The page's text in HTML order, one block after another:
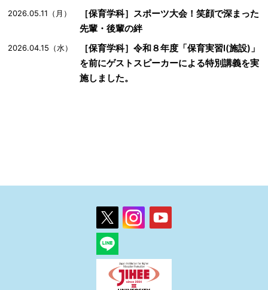
2026.05.11（月）
［保育学科］スポーツ大会！笑顔で深まった
先輩・後輩の絆
2026.04.15（水）
［保育学科］令和８年度「保育実習Ⅰ(施設)」
を前にゲストスピーカーによる特別講義を実
施しました。